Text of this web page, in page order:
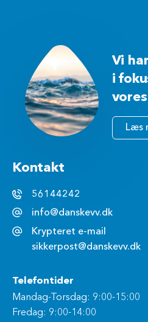
Vi
i
Læs
Kontakt
56144242
info@danskevv.dk
Krypteret e-mail
sikkerpost@danskevv.dk
Telefontider
Mandag-Torsdag: 9:00-15:00
Fredag: 9:00-14:00